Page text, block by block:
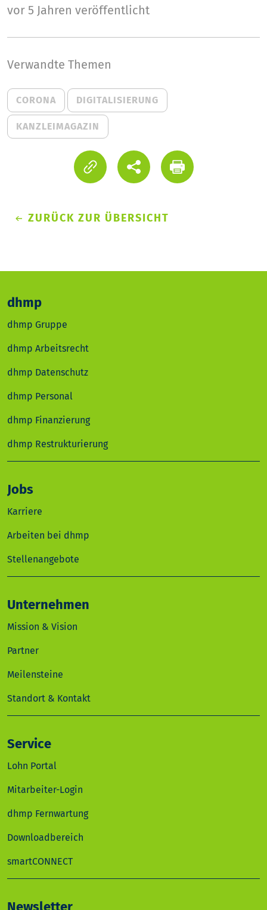
vor 5 Jahren veröffentlicht
Verwandte Themen
CORONA DIGITALISIERUNG
KANZLEIMAGAZIN
ZURÜCK ZUR ÜBERSICHT
dhmp
dhmp Gruppe
dhmp Arbeitsrecht
dhmp Datenschutz
dhmp Personal
dhmp Finanzierung
dhmp Restrukturierung
Jobs
Karriere
Arbeiten bei dhmp
Stellenangebote
Unternehmen
Mission & Vision
Partner
Meilensteine
Standort & Kontakt
Service
Lohn Portal
Mitarbeiter-Login
dhmp Fernwartung
Downloadbereich
smartCONNECT